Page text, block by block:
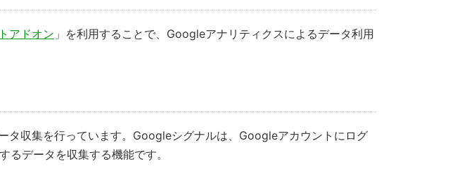
アドオン 」を利用することで、Googleアナリティクスによるデータ利用
収集を行っています。Googleシグナルは、Googleアカウントにログ
データを収集する機能です。